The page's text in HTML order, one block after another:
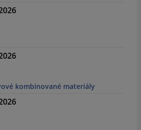
kombinované materiály